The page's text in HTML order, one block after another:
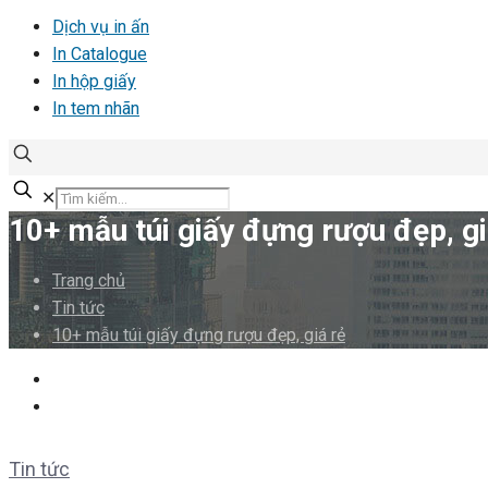
Dịch vụ in ấn
In Catalogue
In hộp giấy
In tem nhãn
✕
10+ mẫu túi giấy đựng rượu đẹp,
Trang chủ
Tin tức
10+ mẫu túi giấy đựng rượu đẹp, giá rẻ
Tin tức